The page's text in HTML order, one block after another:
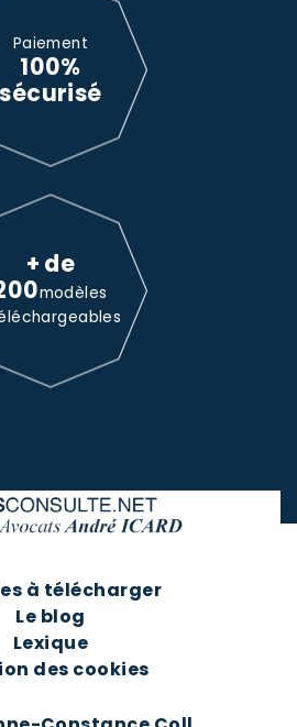
Paiement
100%
sécurisé
+ de
modèles
à télécharger
Le blog
Lexique
des cookies